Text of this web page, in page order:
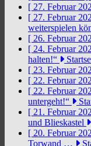
[ 27. Februar
[ 27. Februar
weiterspielen
[ 26. Februar
[ 24. Februar
halten!“
[ 23. Februar
[ 22. Februar
[ 22. Februar
untergeht!“
[ 21. Februar
und Blieskastel
[ 20. Februar
Torwand …